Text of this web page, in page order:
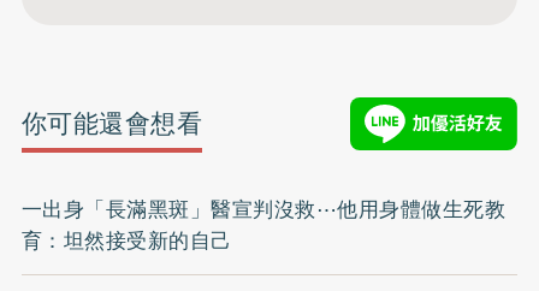
你可能還會想看
一出身「長滿黑斑」醫宣判沒救⋯他用身體做生死教
育：坦然接受新的自己